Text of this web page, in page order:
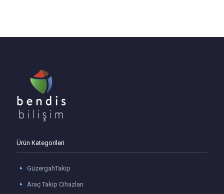
Ürün Kategorileri
GüzergahTakip
Araç Takip Cihazları